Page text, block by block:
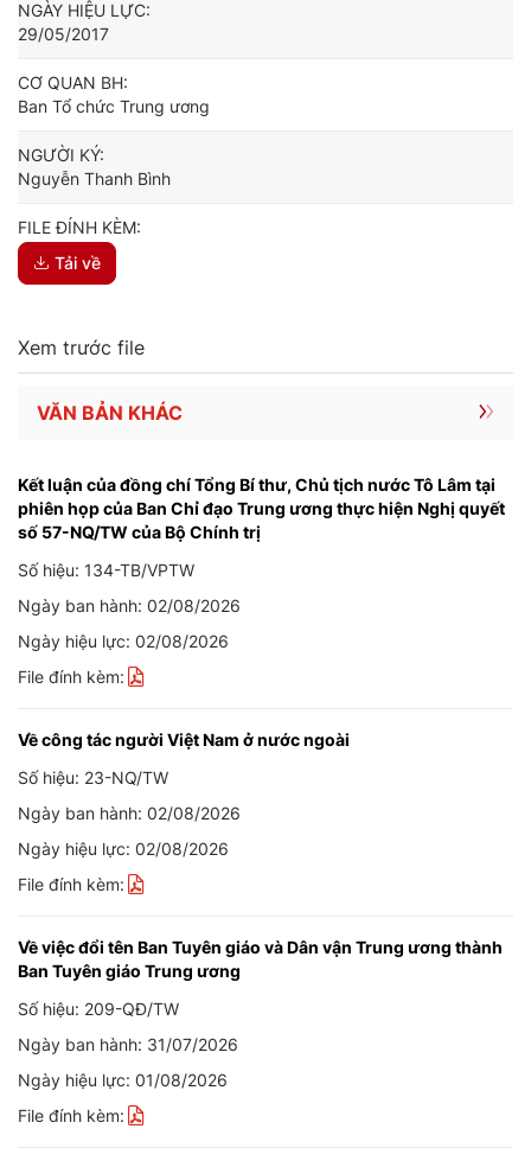
NGÀY HIỆU LỰC:
29/05/2017
CƠ QUAN BH:
Ban Tổ chức Trung ương
NGƯỜI KÝ:
Nguyễn Thanh Bình
FILE ĐÍNH KÈM:
Tải về
Xem trước file
VĂN BẢN KHÁC
Kết luận của đồng chí Tổng Bí thư, Chủ tịch nước Tô Lâm tại
phiên họp của Ban Chỉ đạo Trung ương thực hiện Nghị quyết
số 57-NQ/TW của Bộ Chính trị
Số hiệu: 134-TB/VPTW
Ngày ban hành: 02/08/2026
Ngày hiệu lực: 02/08/2026
File đính kèm:
Về công tác người Việt Nam ở nước ngoài
Số hiệu: 23-NQ/TW
Ngày ban hành: 02/08/2026
Ngày hiệu lực: 02/08/2026
File đính kèm:
Về việc đổi tên Ban Tuyên giáo và Dân vận Trung ương thành
Ban Tuyên giáo Trung ương
Số hiệu: 209-QĐ/TW
Ngày ban hành: 31/07/2026
Ngày hiệu lực: 01/08/2026
File đính kèm: